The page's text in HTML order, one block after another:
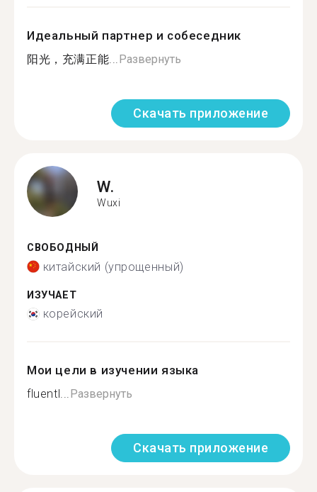
Идеальный партнер и собеседник
阳光，充满正能...Развернуть
Скачать приложение
W.
Wuxi
СВОБОДНЫЙ
китайский (упрощенный)
ИЗУЧАЕТ
корейский
Мои цели в изучении языка
fluentl...Развернуть
Скачать приложение